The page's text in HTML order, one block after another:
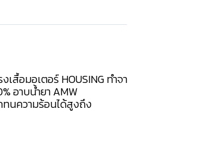
สื้อมอเตอร์ HOUSING ทำจา
อาบน้ำยา AMW
นความร้อนได้สูงถึง